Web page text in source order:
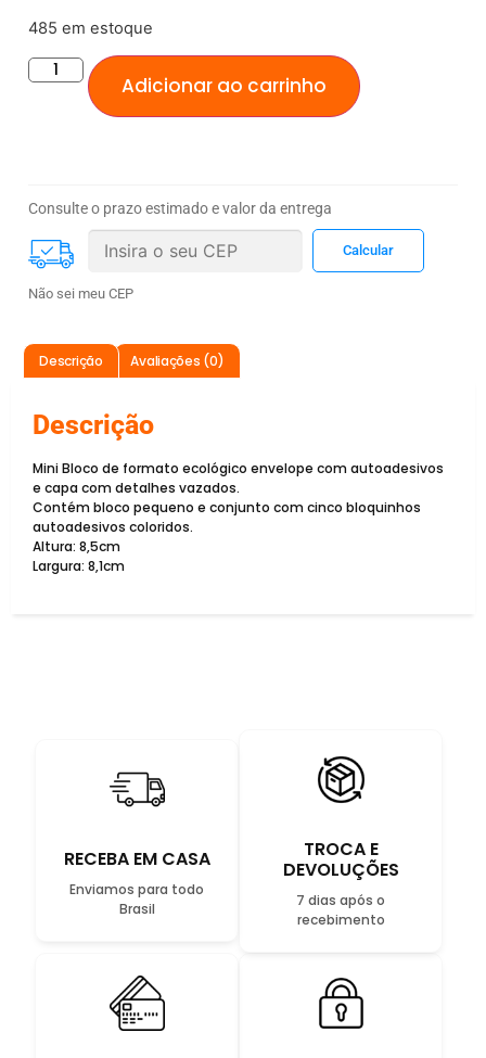
485 em estoque
Adicionar ao carrinho
Consulte o prazo estimado e valor da entrega
Não sei meu CEP
Descrição Avaliações (0)
Descrição
Mini Bloco de formato ecológico envelope com autoadesivos
e capa com detalhes vazados.
Contém bloco pequeno e conjunto com cinco bloquinhos
autoadesivos coloridos.
Altura: 8,5cm
Largura: 8,1cm
RECEBA EM CASA
Enviamos para todo
Brasil
TROCA E
DEVOLUÇÕES
7 dias após o
recebimento